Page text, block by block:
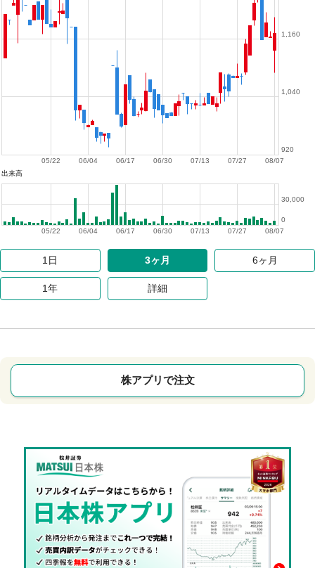
08/07
07/27
07/13
06/30
06/17
06/04
05/22
920
1,040
1,160
出来高
08/07
07/27
07/13
06/30
06/17
06/04
05/22
0
30,000
1日 3ヶ月 6ヶ月
1年 詳細
株アプリで注文